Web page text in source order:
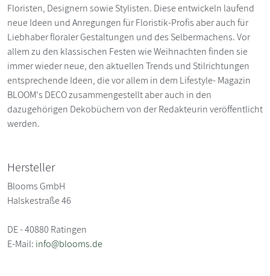
Floristen, Designern sowie Stylisten. Diese entwickeln laufend
neue Ideen und Anregungen für Floristik-Profis aber auch für
Liebhaber floraler Gestaltungen und des Selbermachens. Vor
allem zu den klassischen Festen wie Weihnachten finden sie
immer wieder neue, den aktuellen Trends und Stilrichtungen
entsprechende Ideen, die vor allem in dem Lifestyle- Magazin
BLOOM's DECO zusammengestellt aber auch in den
dazugehörigen Dekobüchern von der Redakteurin veröffentlicht
werden.
Hersteller
Blooms GmbH
Halskestraße 46
DE - 40880 Ratingen
E-Mail: info@blooms.de